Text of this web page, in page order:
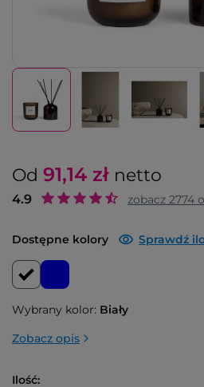
Od 91,14 zł netto
4.9 zobacz 2774
Dostępne kolory Sprawdź
Wybrany kolor: Biały
Zobacz opis
Ilość: